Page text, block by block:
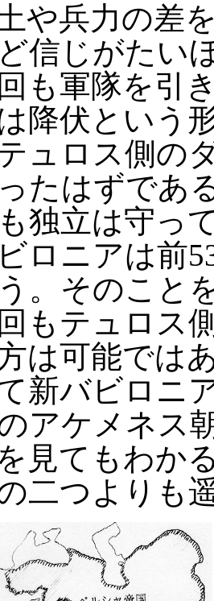
や兵力の差
信じがたい
も軍隊を引
降伏という
ュロス側の
たはずであ
独立は守っ
ロニアは前
。そのこと
もテュロス
は可能では
新バビロニ
アケメネス
見てもわか
二つよりも